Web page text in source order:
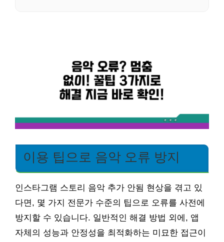
이용 팁으로 음악 오류 방지
인스타그램 스토리 음악 추가 안됨 현상을 겪고 있
다면, 몇 가지 전문가 수준의 팁으로 오류를 사전에
방지할 수 있습니다. 일반적인 해결 방법 외에, 앱
자체의 성능과 안정성을 최적화하는 미묘한 접근이